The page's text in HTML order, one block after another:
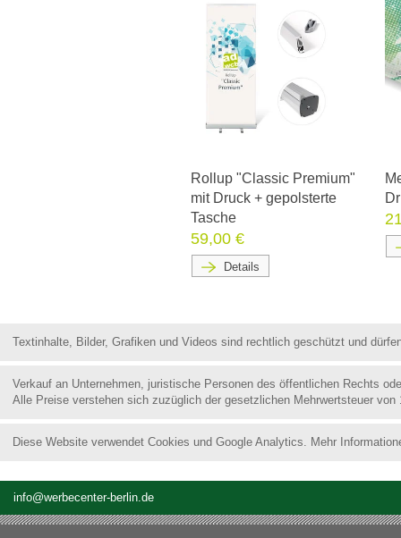
Rollup "Classic Premium"
mit Druck + gepolsterte
Tasche
59,00 €
Details
Textinhalte, Bilder, Grafiken und Videos sind rechtlich geschützt und
Verkauf an Unternehmen, juristische Personen des öffentlichen Rechts
Alle Preise verstehen sich zuzüglich der gesetzlichen Mehrwertsteuer von
Diese Website verwendet Cookies und Google Analytics. Mehr
info@werbecenter-berlin.de